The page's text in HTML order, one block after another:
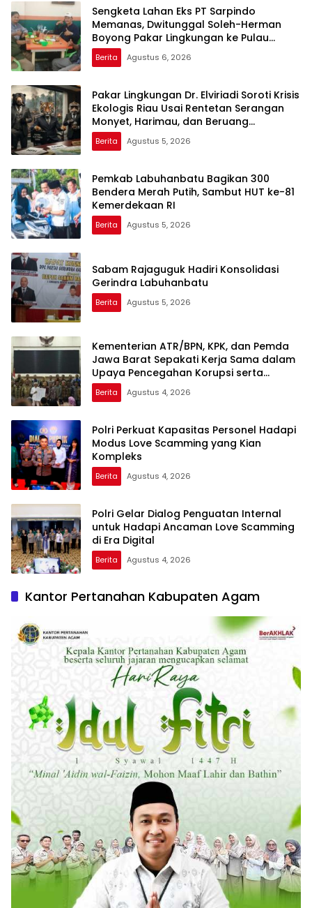
Sengketa Lahan Eks PT Sarpindo
Memanas, Dwitunggal Soleh-Herman
Boyong Pakar Lingkungan ke Pulau
Rupat
Berita Agustus 6, 2026
Pakar Lingkungan Dr. Elviriadi Soroti Krisis
Ekologis Riau Usai Rentetan Serangan
Monyet, Harimau, dan Beruang
Terhadap Warga
Berita Agustus 5, 2026
Pemkab Labuhanbatu Bagikan 300
Bendera Merah Putih, Sambut HUT ke-81
Kemerdekaan RI
Berita Agustus 5, 2026
Sabam Rajaguguk Hadiri Konsolidasi
Gerindra Labuhanbatu
Berita Agustus 5, 2026
Kementerian ATR/BPN, KPK, dan Pemda
Jawa Barat Sepakati Kerja Sama dalam
Upaya Pencegahan Korupsi serta
Penguatan Ekonomi Daerah
Berita Agustus 4, 2026
Polri Perkuat Kapasitas Personel Hadapi
Modus Love Scamming yang Kian
Kompleks
Berita Agustus 4, 2026
Polri Gelar Dialog Penguatan Internal
untuk Hadapi Ancaman Love Scamming
di Era Digital
Berita Agustus 4, 2026
Kantor Pertanahan Kabupaten Agam